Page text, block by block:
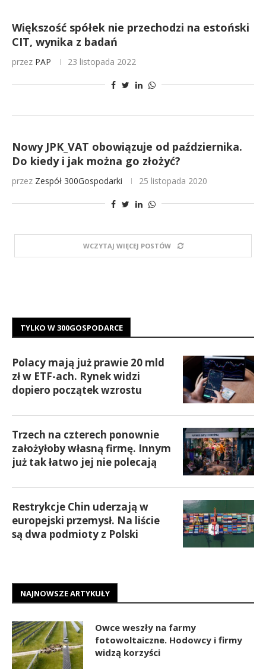
Większość spółek nie przechodzi na estoński
CIT, wynika z badań
przez PAP 23 listopada 2022
Nowy JPK_VAT obowiązuje od października.
Do kiedy i jak można go złożyć?
przez Zespół 300Gospodarki 25 listopada 2020
WCZYTAJ WIĘCEJ POSTÓW
TYLKO W 300GOSPODARCE
Polacy mają już prawie 20 mld
zł w ETF-ach. Rynek widzi
dopiero początek wzrostu
Trzech na czterech ponownie
założyłoby własną firmę. Innym
już tak łatwo jej nie polecają
Restrykcje Chin uderzają w
europejski przemysł. Na liście
są dwa podmioty z Polski
NAJNOWSZE ARTYKUŁY
Owce weszły na farmy
fotowoltaiczne. Hodowcy i firmy
widzą korzyści